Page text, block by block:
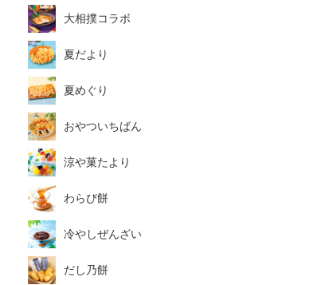
大相撲コラボ
夏だより
夏めぐり
おやついちばん
涼や菓たより
わらび餅
冷やしぜんざい
だし乃餅